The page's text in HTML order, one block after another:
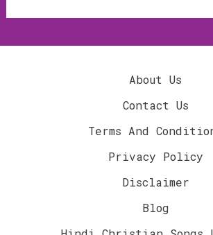
About Us
Contact Us
Terms And
Privacy Policy
Disclaimer
Blog